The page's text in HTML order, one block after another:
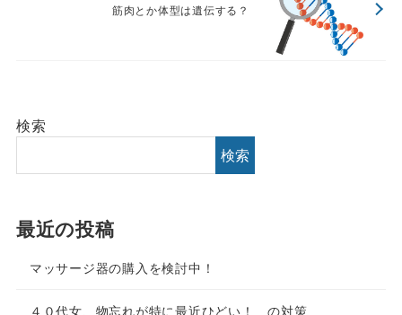
筋肉とか体型は遺伝する？
検索
検索
最近の投稿
マッサージ器の購入を検討中！
４０代女、物忘れが特に最近ひどい！ の対策